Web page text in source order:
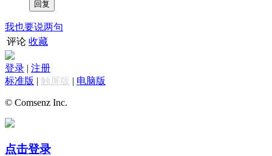
我也要说两句
评论 收藏
登录 | 注册
标准版 | 触屏版 | 电脑版
© Comsenz Inc.
点击登录